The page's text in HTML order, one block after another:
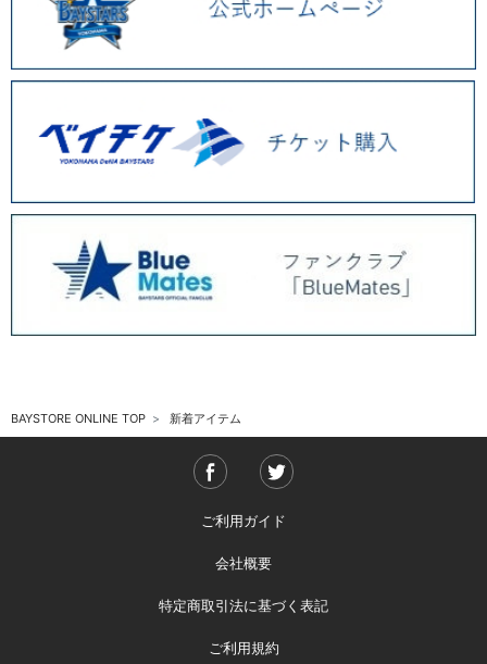
BAYSTORE ONLINE TOP 新着アイテム
ご利用ガイド
会社概要
特定商取引法に基づく表記
ご利用規約